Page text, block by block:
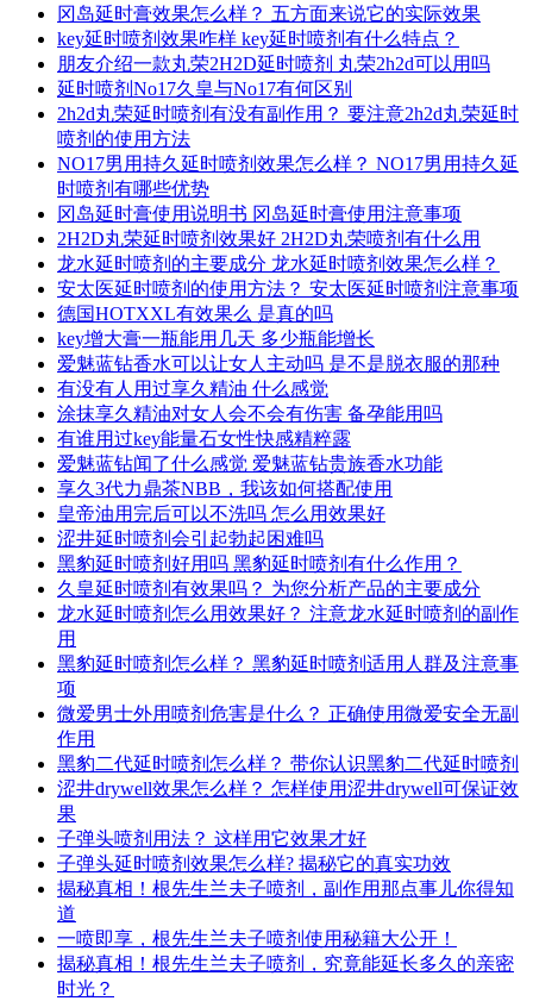
冈岛延时膏效果怎么样？ 五方面来说它的实际效果
key延时喷剂效果咋样 key延时喷剂有什么特点？
朋友介绍一款丸荣2H2D延时喷剂 丸荣2h2d可以用吗
延时喷剂No17久皇与No17有何区别
2h2d丸荣延时喷剂有没有副作用？ 要注意2h2d丸荣延时
喷剂的使用方法
NO17男用持久延时喷剂效果怎么样？ NO17男用持久延
时喷剂有哪些优势
冈岛延时膏使用说明书 冈岛延时膏使用注意事项
2H2D丸荣延时喷剂效果好 2H2D丸荣喷剂有什么用
龙水延时喷剂的主要成分 龙水延时喷剂效果怎么样？
安太医延时喷剂的使用方法？ 安太医延时喷剂注意事项
德国HOTXXL有效果么 是真的吗
key增大膏一瓶能用几天 多少瓶能增长
爱魅蓝钻香水可以让女人主动吗 是不是脱衣服的那种
有没有人用过享久精油 什么感觉
涂抹享久精油对女人会不会有伤害 备孕能用吗
有谁用过key能量石女性快感精粹露
爱魅蓝钻闻了什么感觉 爱魅蓝钻贵族香水功能
享久3代力鼎茶NBB，我该如何搭配使用
皇帝油用完后可以不洗吗 怎么用效果好
涩井延时喷剂会引起勃起困难吗
黑豹延时喷剂好用吗 黑豹延时喷剂有什么作用？
久皇延时喷剂有效果吗？ 为您分析产品的主要成分
龙水延时喷剂怎么用效果好？ 注意龙水延时喷剂的副作
用
黑豹延时喷剂怎么样？ 黑豹延时喷剂适用人群及注意事
项
微爱男士外用喷剂危害是什么？ 正确使用微爱安全无副
作用
黑豹二代延时喷剂怎么样？ 带你认识黑豹二代延时喷剂
涩井drywell效果怎么样？ 怎样使用涩井drywell可保证效
果
子弹头喷剂用法？ 这样用它效果才好
子弹头延时喷剂效果怎么样? 揭秘它的真实功效
揭秘真相！根先生兰夫子喷剂，副作用那点事儿你得知
道
一喷即享，根先生兰夫子喷剂使用秘籍大公开！
揭秘真相！根先生兰夫子喷剂，究竟能延长多久的亲密
时光？